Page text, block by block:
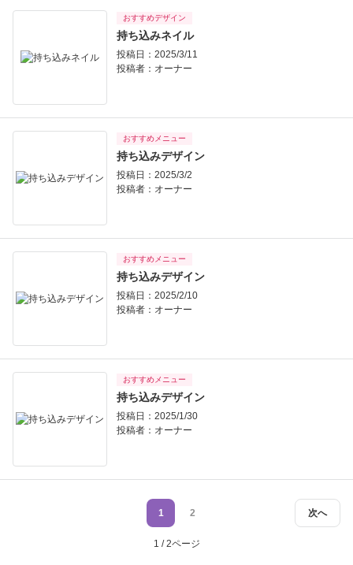
おすすめデザイン
持ち込みネイル
投稿日：2025/3/11
投稿者： オーナー
おすすめメニュー
持ち込みデザイン
投稿日：2025/3/2
投稿者： オーナー
おすすめメニュー
持ち込みデザイン
投稿日：2025/2/10
投稿者： オーナー
おすすめメニュー
持ち込みデザイン
投稿日：2025/1/30
投稿者： オーナー
次へ
1 2
1 / 2ページ